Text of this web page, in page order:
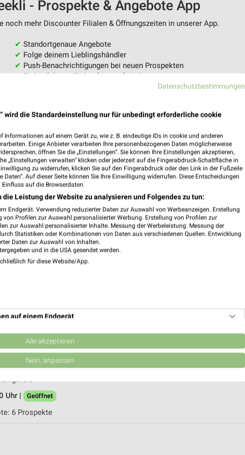
- Prospekte & Angebote App
noch mehr Discounter Filialen & Öffnungszeiten in unserer App.
✔ Standortgenaue Angebote
✔ Folge deinem Lieblingshändler
✔ Push-Benachrichtigungen bei neuen Prospekten
✔Einkaufsliste - Einkauf stressfrei planen
Uhr | Geöffnet
Heidingsfeld
Uhr |
Geöffnet
6 Prospekte
Datenschutzbestimmungen
wird die Standardeinstellung nur für unbedingt erforderliche cookie
auf einem Gerät zu, wie z. B. eindeutige IDs in cookie und anderen
Einige Anbieter verarbeiten Ihre personenbezogenen Daten möglicherweise
öffnen Sie die „Einstellungen“. Sie können Ihre Einstellungen akzeptieren,
„Einstellungen verwalten“ klicken oder jederzeit auf die Fingerabdruck-Schaltfläche in
zu widerrufen, klicken Sie auf den Fingerabdruck oder den Link in der Fußzeile
Auf dieser Seite können Sie Ihre Einwilligung widerrufen. Diese Entscheidungen
auf die Browserdaten.
Leistung der Website zu analysieren und Folgendes zu tun:
Endgerät. Verwendung reduzierter Daten zur Auswahl von Werbeanzeigen. Erstellung
Profilen zur Auswahl personalisierter Werbung. Erstellung von Profilen zur
zur Auswahl personalisierter Inhalte. Messung der Werbeleistung. Messung der
Statistiken oder Kombinationen von Daten aus verschiedenen Quellen. Entwicklung
Daten zur Auswahl von Inhalten.
und in die USA gesendet werden.
für diese Website/App.
auf einem Endgerät
von Werbeanzeigen
von Inhalten
Alle akzeptieren
Nein, anpassen